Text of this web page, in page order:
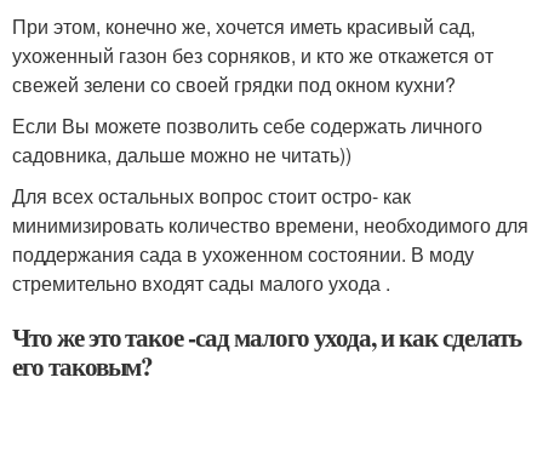
При этом, конечно же, хочется иметь красивый сад,
ухоженный газон без сорняков, и кто же откажется от
свежей зелени со своей грядки под окном кухни?
Если Вы можете позволить себе содержать личного
садовника, дальше можно не читать))
Для всех остальных вопрос стоит остро- как
минимизировать количество времени, необходимого для
поддержания сада в ухоженном состоянии. В моду
стремительно входят сады малого ухода .
Что же это такое -сад малого ухода, и как сделать
его таковым?